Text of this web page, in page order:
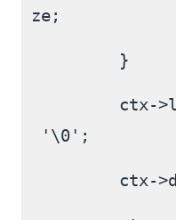
ze;
}
ctx-
'\0';
ctx-